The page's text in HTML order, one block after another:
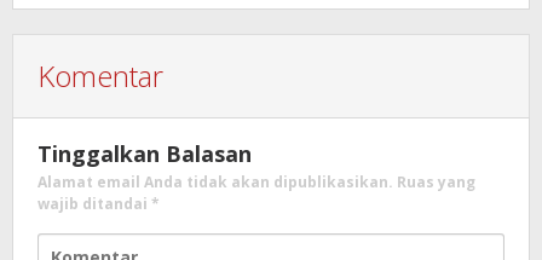
Komentar
Tinggalkan Balasan
Alamat email Anda tidak akan dipublikasikan. Ruas yang
wajib ditandai *